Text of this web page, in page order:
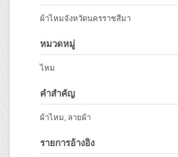
ผ้าไหมจังหวัดนครราชสีมา
หมวดหมู่
ไหม
คำสำคัญ
ผ้าไหม, ลายผ้า
รายการอ้างอิง